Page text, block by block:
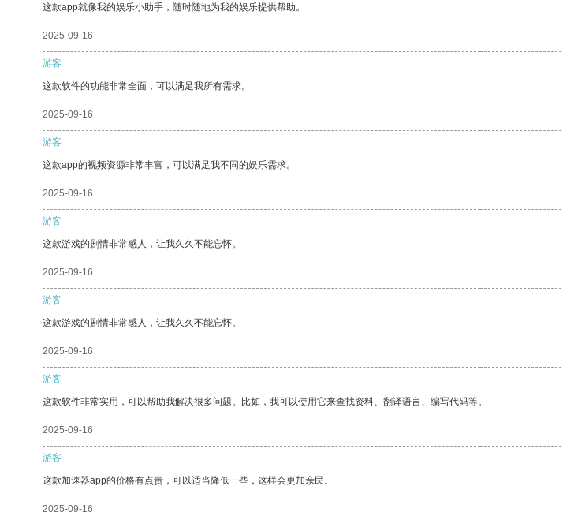
这款app就像我的娱乐小助手，随时随地为我的娱乐提供帮助。
2025-09-16
游客
这款软件的功能非常全面，可以满足我所有需求。
2025-09-16
游客
这款app的视频资源非常丰富，可以满足我不同的娱乐需求。
2025-09-16
游客
这款游戏的剧情非常感人，让我久久不能忘怀。
2025-09-16
游客
这款游戏的剧情非常感人，让我久久不能忘怀。
2025-09-16
游客
这款软件非常实用，可以帮助我解决很多问题。比如，我可以使用它来查找资料、翻译语言、编写代码等。
2025-09-16
游客
这款加速器app的价格有点贵，可以适当降低一些，这样会更加亲民。
2025-09-16